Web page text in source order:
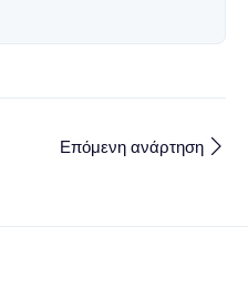
Επόμενη ανάρτηση